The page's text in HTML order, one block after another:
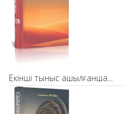
Екінші тыныс ашылғанша...